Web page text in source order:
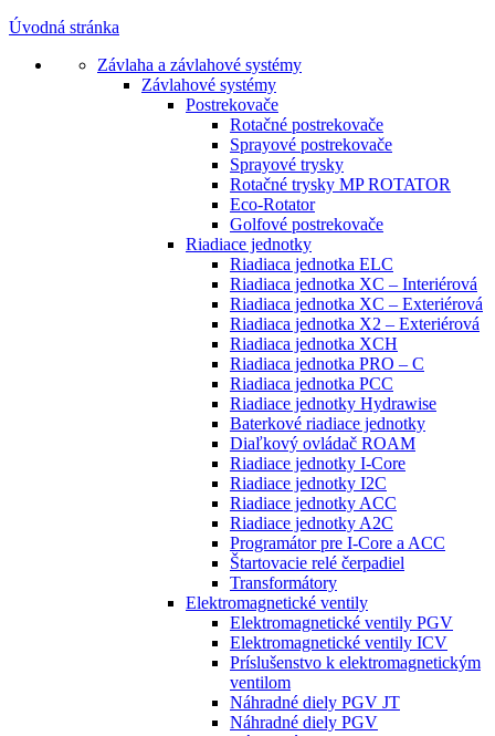
Úvodná stránka
Závlaha a závlahové systémy
Závlahové systémy
Postrekovače
Rotačné postrekovače
Sprayové postrekovače
Sprayové trysky
Rotačné trysky MP ROTATOR
Eco-Rotator
Golfové postrekovače
Riadiace jednotky
Riadiaca jednotka ELC
Riadiaca jednotka XC – Interiérová
Riadiaca jednotka XC – Exteriérová
Riadiaca jednotka X2 – Exteriérová
Riadiaca jednotka XCH
Riadiaca jednotka PRO – C
Riadiaca jednotka PCC
Riadiace jednotky Hydrawise
Baterkové riadiace jednotky
Diaľkový ovládač ROAM
Riadiace jednotky I-Core
Riadiace jednotky I2C
Riadiace jednotky ACC
Riadiace jednotky A2C
Programátor pre I-Core a ACC
Štartovacie relé čerpadiel
Transformátory
Elektromagnetické ventily
Elektromagnetické ventily PGV
Elektromagnetické ventily ICV
Príslušenstvo k elektromagnetickým
ventilom
Náhradné diely PGV JT
Náhradné diely PGV